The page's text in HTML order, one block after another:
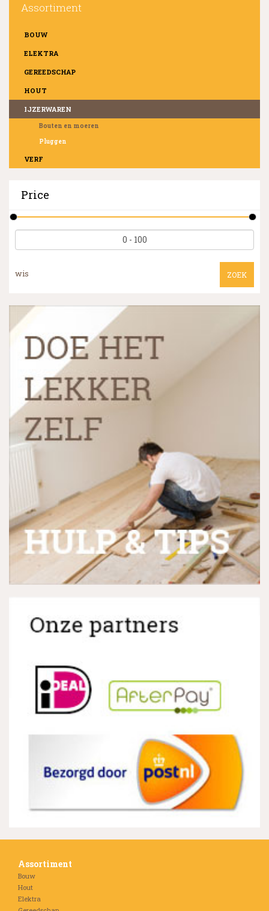
Assortiment
BOUW
ELEKTRA
GEREEDSCHAP
HOUT
IJZERWAREN
Bouten en moeren
Pluggen
VERF
Price
ZOEK
wis
Assortiment
Bouw
Hout
Elektra